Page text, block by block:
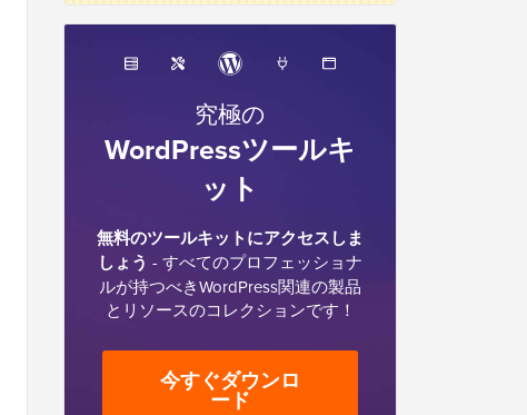
究極の
WordPressツールキ
ット
無料のツールキットにアクセスしま
しょう - すべてのプロフェッショナ
ルが持つべきWordPress関連の製品
とリソースのコレクションです！
今すぐダウンロ
ード